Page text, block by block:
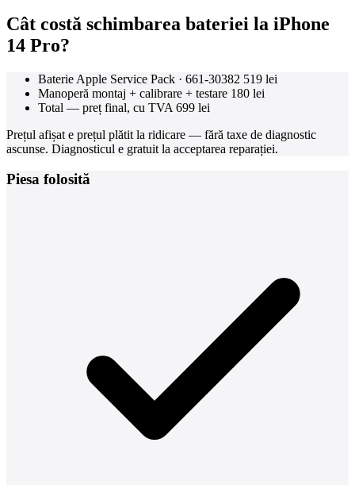
Cât costă schimbarea bateriei la iPhone
14 Pro?
Baterie Apple Service Pack · 661-30382 519 lei
Manoperă montaj + calibrare + testare 180 lei
Total — preț final, cu TVA 699 lei
Prețul afișat e prețul plătit la ridicare — fără taxe de diagnostic
ascunse. Diagnosticul e gratuit la acceptarea reparației.
Piesa folosită